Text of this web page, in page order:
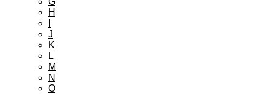
H
J
K
L
M
N
O